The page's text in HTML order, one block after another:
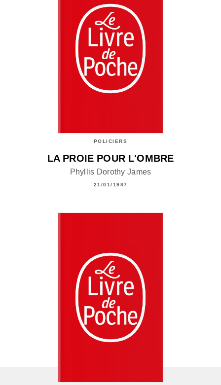
POLICIERS
LA PROIE POUR L'OMBRE
Phyllis Dorothy James
21/01/1987